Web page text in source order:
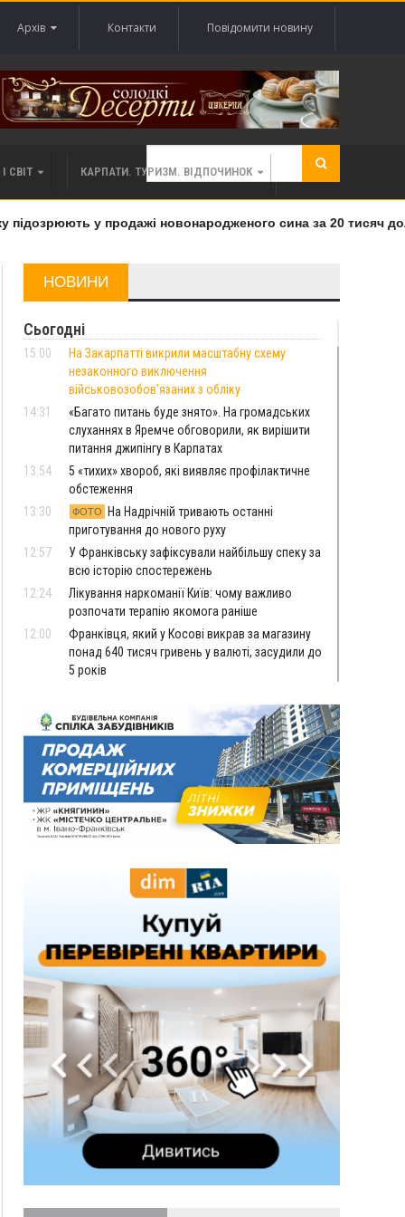
Архів Контакти Повідомити новину
СВІТ КАРПАТИ. ТУРИЗМ. ВІДПОЧИНОК
у продажі новонародженого сина за 20 тисяч
НОВИНИ
Сьогодні
15:00
На Закарпатті викрили масштабну схему
незаконного виключення
військовозобов’язаних з обліку
14:31
«Багато питань буде знято». На громадських
слуханнях в Яремче обговорили, як вирішити
питання джипінгу в Карпатах
13:54
5 «тихих» хвороб, які виявляє профілактичне
обстеження
13:30
ФОТО
На Надрічній тривають останні
приготування до нового руху
12:57
У Франківську зафіксували найбільшу спеку за
всю історію спостережень
12:24
Лікування наркоманії Київ: чому важливо
розпочати терапію якомога раніше
12:00
Франківця, який у Косові викрав за магазину
понад 640 тисяч гривень у валюті, засудили до
5 років
"Оберегу" дані про чоловіків 18–60 років
11:20
Водійка, яку на Сухомлинського побив інший
керманич, відмовилася від обвинувачення —
справу закрили
10:45
У Франківську, Коломиї, Долині та Яремче 6
серпня зафіксували рекордну спеку
10:02
Змушував надсилати інтимні фото: на
розбещенні малолітньої
АМКУ розпочав справу проти Гвіздецької
селищної ради через різні ставки земельного
08:54
Синоптики попереджають про значний дощ на
Прикарпатті до кінця п'ятниці
Нафтогазову площу на межі Прикарпаття та
Львівщини повторно виставили на аукціон за
830 млн
Вчора
18:46
У Польщі невідомі скоїли наругу над
могилою УПА
Сили оборони уразила Ярославський НПЗ та
кораблі берегової охорони фсб у Керчі
ВІДЕО
Скарби Музею писанкового розпису
побачать далеко за межами Коломиї
16:42
Поблизу Франківська п'яний на Chevrolet